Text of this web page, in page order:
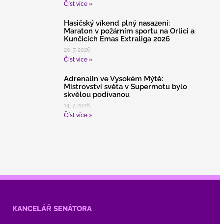
Číst více »
Hasičský víkend plný nasazení:
Maraton v požárním sportu na Orlici a
Kunčicích Emas Extraliga 2026
20. 7. 2026
Číst více »
Adrenalin ve Vysokém Mýtě:
Mistrovství světa v Supermotu bylo
skvělou podívanou
14. 7. 2026
Číst více »
KANCELÁŘ SENÁTORA